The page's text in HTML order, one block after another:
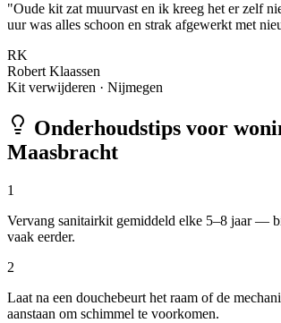
"Oude kit zat muurvast en ik kreeg het er zelf
uur was alles schoon en strak afgewerkt met
RK
Robert Klaassen
Kit verwijderen · Nijmegen
Onderhoudstips voor
Maasbracht
1
Vervang sanitairkit gemiddeld elke 5–8 jaar —
vaak eerder.
2
Laat na een douchebeurt het raam of de
aanstaan om schimmel te voorkomen.